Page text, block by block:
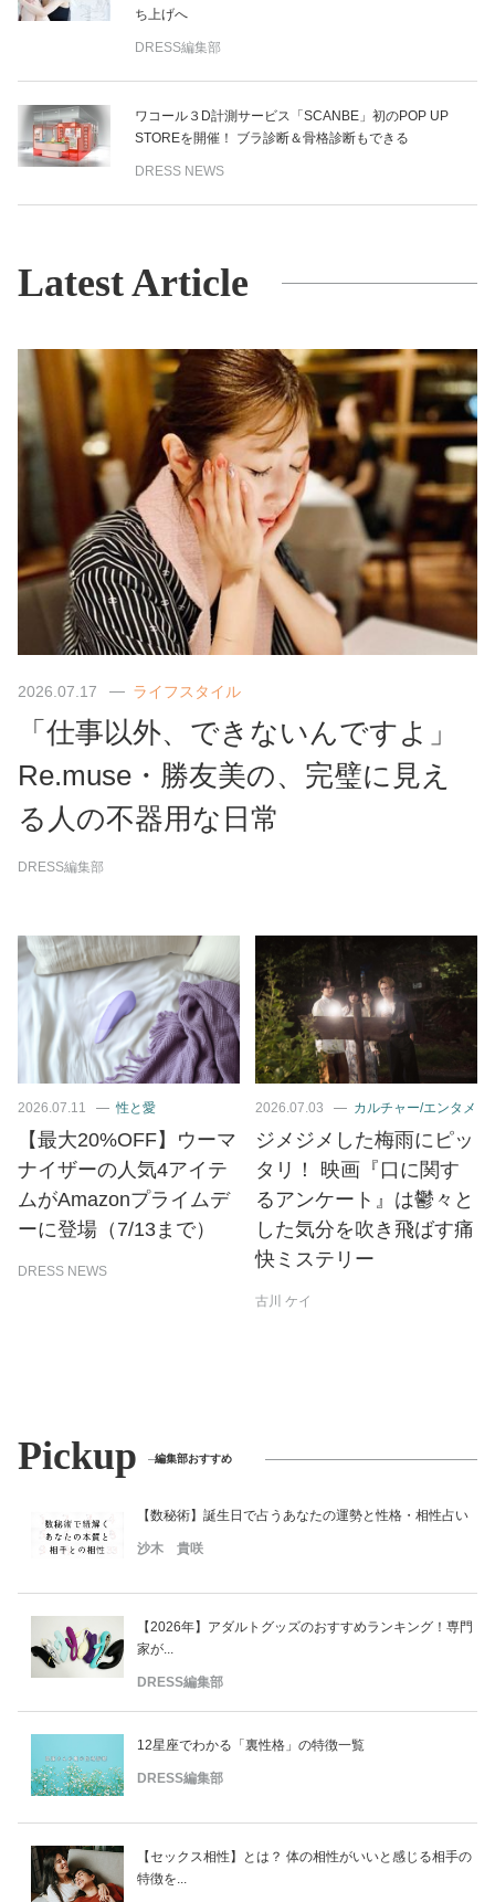
ち上げへ
DRESS編集部
ワコール３D計測サービス「SCANBE」初のPOP UP
STOREを開催！ ブラ診断＆骨格診断もできる
DRESS NEWS
Latest Article
2026.07.17 ライフスタイル
「仕事以外、できないんですよ」
Re.muse・勝友美の、完璧に見え
る人の不器用な日常
DRESS編集部
2026.07.11 性と愛
【最大20%OFF】ウーマ
ナイザーの人気4アイテ
ムがAmazonプライムデ
ーに登場（7/13まで）
DRESS NEWS
2026.07.03 カルチャー/エンタメ
ジメジメした梅雨にピッ
タリ！ 映画『口に関す
るアンケート』は鬱々と
した気分を吹き飛ばす痛
快ミステリー
古川 ケイ
Pickup 編集部おすすめ
【数秘術】誕生日で占うあなたの運勢と性格・相性占い
沙木 貴咲
【2026年】アダルトグッズのおすすめランキング！専門
家が...
DRESS編集部
12星座でわかる「裏性格」の特徴一覧
DRESS編集部
【セックス相性】とは？ 体の相性がいいと感じる相手の
特徴を...